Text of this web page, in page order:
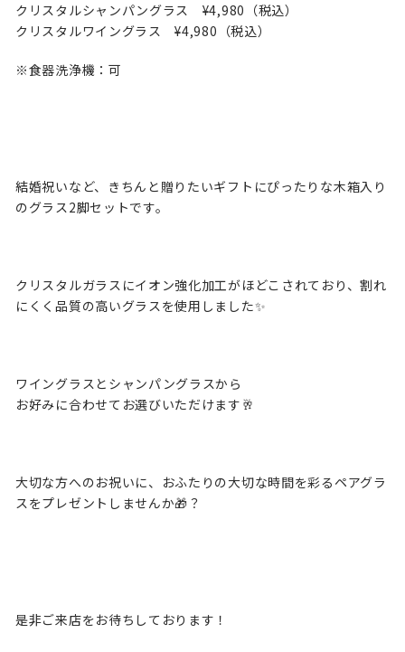
クリスタルシャンパングラス ¥4,980（税込）
クリスタルワイングラス ¥4,980（税込）
※食器洗浄機：可
結婚祝いなど、きちんと贈りたいギフトにぴったりな木箱入り
のグラス2脚セットです。
クリスタルガラスにイオン強化加工がほどこされており、割れ
にくく品質の高いグラスを使用しました✨
ワイングラスとシャンパングラスから
お好みに合わせてお選びいただけます🥂
大切な方へのお祝いに、おふたりの大切な時間を彩るペアグラ
スをプレゼントしませんか🎁？
是非ご来店をお待ちしております！